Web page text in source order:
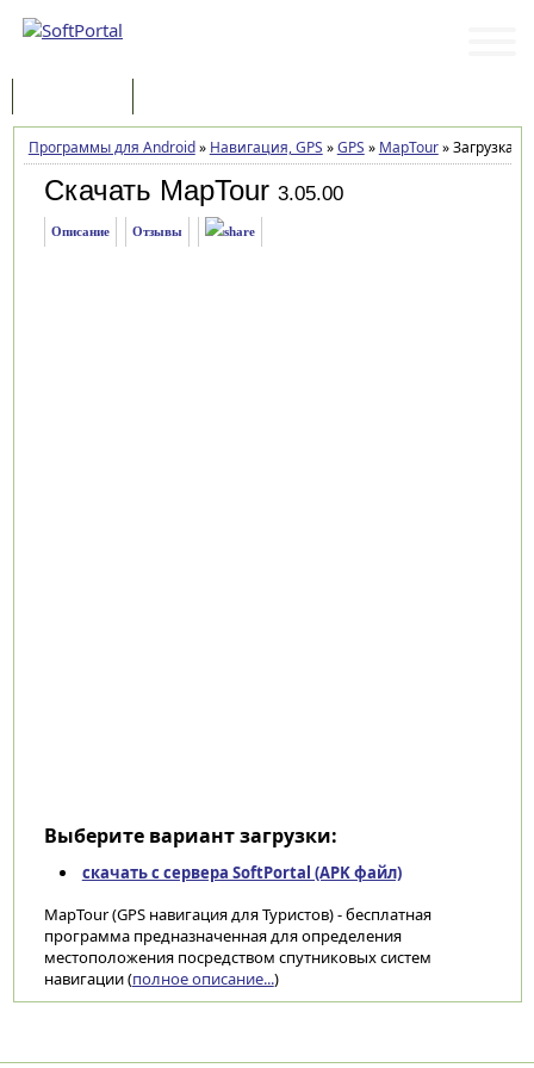
Программы для Android» Навигация, GPS »GPS » MapTour»Загрузка
Скачать MapTour 3.05.00
Описание Отзывы
Выберите вариант загрузки:
скачать с сервера SoftPortal (APK файл)
MapTour (GPS навигация для Туристов) - бесплатная
программа предназначенная для определения
местоположения посредством спутниковых систем
навигации (полное описание...)